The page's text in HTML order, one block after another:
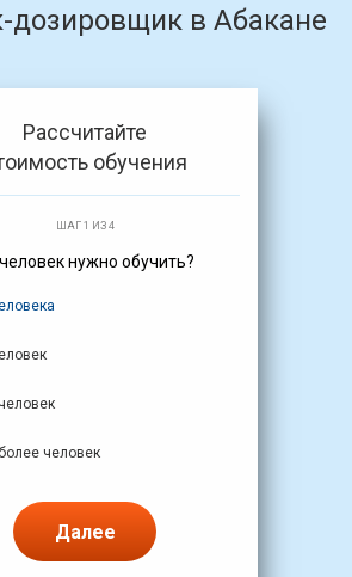
в Абакане
Рассчитайте
обучения
ШАГ 1 ИЗ 4
нужно обучить?
человек
Далее